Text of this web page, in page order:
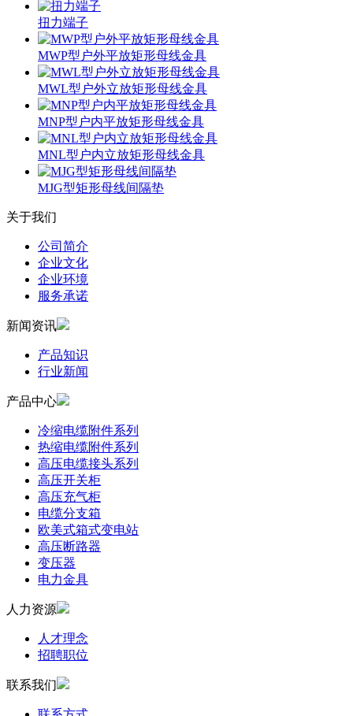
扭力端子
MWP型户外平放矩形母线金具
MWL型户外立放矩形母线金具
MNP型户内平放矩形母线金具
MNL型户内立放矩形母线金具
MJG型矩形母线间隔垫
关于我们
公司简介
企业文化
企业环境
服务承诺
新闻资讯
产品知识
行业新闻
产品中心
冷缩电缆附件系列
热缩电缆附件系列
高压电缆接头系列
高压开关柜
高压充气柜
电缆分支箱
欧美式箱式变电站
高压断路器
变压器
电力金具
人力资源
人才理念
招聘职位
联系我们